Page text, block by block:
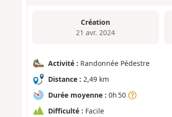
Création
21 avr. 2024
Activité : Randonnée Pédestre
Distance : 2,49 km
Durée moyenne : 0h 50
Difficulté : Facile